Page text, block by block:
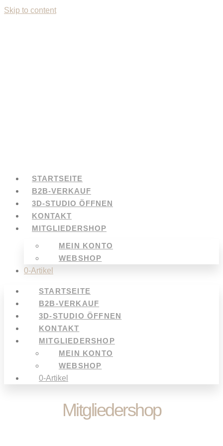
Skip to content
STARTSEITE
B2B-VERKAUF
3D-STUDIO ÖFFNEN
KONTAKT
MITGLIEDERSHOP
MEIN KONTO
WEBSHOP
0-Artikel
STARTSEITE
B2B-VERKAUF
3D-STUDIO ÖFFNEN
KONTAKT
MITGLIEDERSHOP
MEIN KONTO
WEBSHOP
0-Artikel
Mitgliedershop